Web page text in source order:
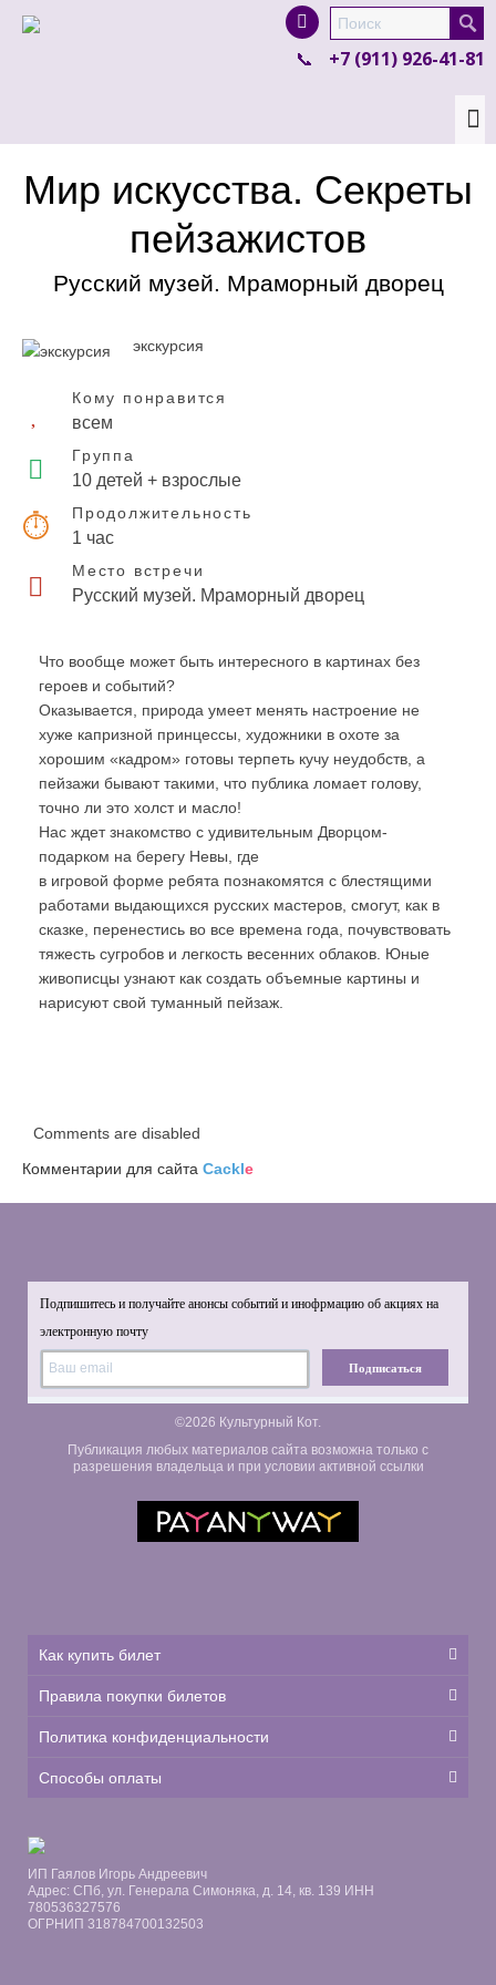
product in a size size .
colour items.
+7 (911) 926-41-81
Мир искусства. Секреты
пейзажистов
Русский музей. Мраморный дворец
экскурсия
Кому понравится
всем
Группа
10 детей + взрослые
Продолжительность
1 час
Место встречи
Русский музей. Мраморный дворец
Что вообще может быть интересного в картинах без
героев и событий?
Оказывается, природа умеет менять настроение не
хуже капризной принцессы, художники в охоте за
хорошим «кадром» готовы терпеть кучу неудобств, а
пейзажи бывают такими, что публика ломает голову,
точно ли это холст и масло!
Нас ждет знакомство с удивительным Дворцом-
подарком на берегу Невы, где
в игровой форме ребята познакомятся с блестящими
работами выдающихся русских мастеров, смогут, как в
сказке, перенестись во все времена года, почувствовать
тяжесть сугробов и легкость весенних облаков. Юные
живописцы узнают как создать объемные картины и
нарисуют свой туманный пейзаж.
Comments are disabled
Комментарии для сайта Cackle
Подпишитесь и получайте анонсы событий и инофрмацию об акциях на
электронную почту
Подписаться
©2026 Культурный Кот.
Публикация любых материалов сайта возможна только с
разрешения владельца и при условии активной ссылки
Как купить билет
Правила покупки билетов
Политика конфиденциальности
Способы оплаты
ИП Гаялов Игорь Андреевич
Адрес: СПб, ул. Генерала Симоняка, д. 14, кв. 139 ИНН
780536327576
ОГРНИП 318784700132503